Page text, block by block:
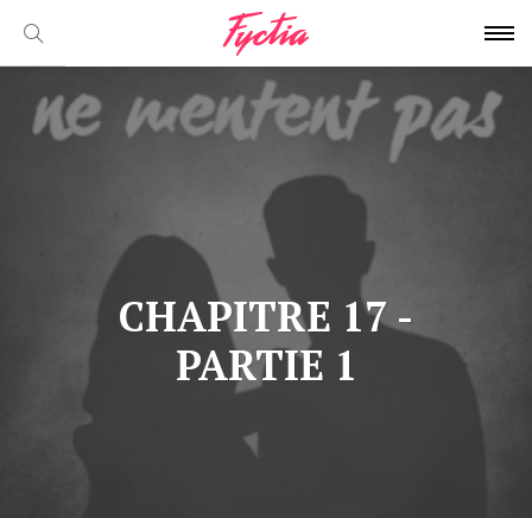
CHAPITRE 17 -
PARTIE 1